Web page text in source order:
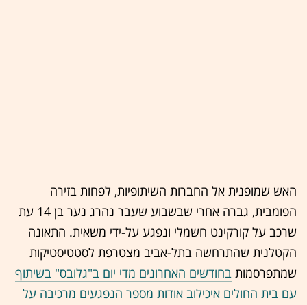
האש שמופנית אל החברות השיתופיות, לפחות בזירה
הפומבית, גברה אחרי שבשבוע שעבר נהרג נער בן 14 עת
שרכב על קורקינט חשמלי ונפגע על-ידי משאית. התאונה
הקטלנית שהתרחשה בתל-אביב מצטרפת לסטטיסטיקות
שמתפרסמות בחודשים האחרונים מדי יום ב"גלובס" בשיתוף
עם בית החולים איכילוב אודות מספר הנפגעים מרכיבה על